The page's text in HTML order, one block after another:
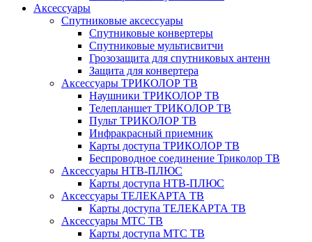
Аксессуары
Спутниковые аксессуары
Спутниковые конвертеры
Спутниковые мультисвитчи
Грозозащита для спутниковых антенн
Защита для конвертера
Аксессуары ТРИКОЛОР ТВ
Наушники ТРИКОЛОР ТВ
Телепланшет ТРИКОЛОР ТВ
Пульт ТРИКОЛОР ТВ
Инфракрасный приемник
Карты доступа ТРИКОЛОР ТВ
Беспроводное соединение Триколор ТВ
Аксессуары НТВ-ПЛЮС
Карты доступа НТВ-ПЛЮС
Аксессуары ТЕЛЕКАРТА ТВ
Карты доступа ТЕЛЕКАРТА ТВ
Аксессуары МТС ТВ
Карты доступа МТС ТВ